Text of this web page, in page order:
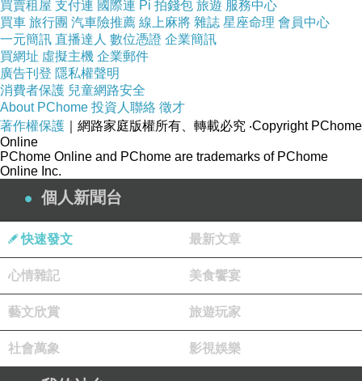
買賣租屋 支付連 國際連 Pi 拍錢包 旅遊 服務中心
買車 旅行團 汽車險推薦 線上麻將 雜誌 星座命理 會員中心
一元簡訊 直播達人 數位憑證 企業簡訊
買網址 虛擬主機 企業郵件
廣告刊登 隱私權聲明
消費者保護 兒童網路安全
About PChome 投資人聯絡 徵才
著作權保護 ｜網路家庭版權所有、轉載必究 ‧Copyright PChome
Online
PChome Online and PChome are trademarks of PChome
Online Inc.
個人新聞台
快速發文 最新文章
心情雜記 美食饗宴
藝文欣賞 旅遊玩家
社會萬象 影視娛樂